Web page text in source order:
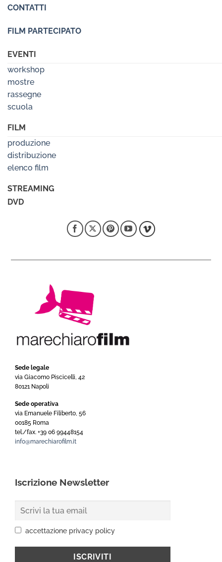
CONTATTI
FILM PARTECIPATO
EVENTI
workshop
mostre
rassegne
scuola
FILM
produzione
distribuzione
elenco film
STREAMING
DVD
Sede legale
via Giacomo Piscicelli, 42
80121 Napoli
Sede operativa
via Emanuele Filiberto, 56
00185 Roma
tel./fax. +39 06 99448154
info@marechiarofilm.it
Iscrizione Newsletter
accettazione privacy policy